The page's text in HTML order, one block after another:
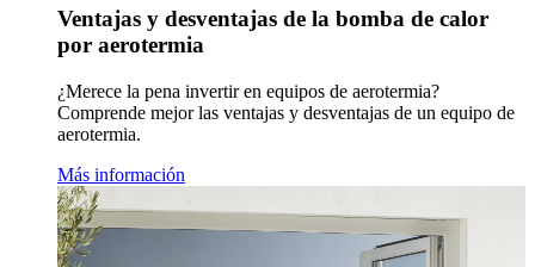
Ventajas y desventajas de la bomba de calor
por aerotermia
¿Merece la pena invertir en equipos de aerotermia?
Comprende mejor las ventajas y desventajas de un equipo de
aerotermia.
Más información